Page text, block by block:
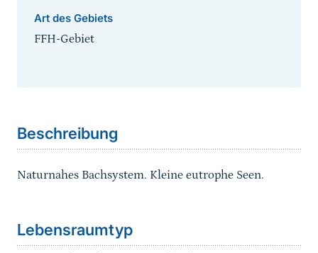
Art des Gebiets
FFH-Gebiet
Beschreibung
Naturnahes Bachsystem. Kleine eutrophe Seen.
Lebensraumtyp